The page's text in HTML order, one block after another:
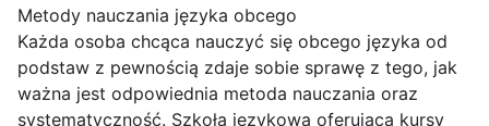
Metody nauczania języka obcego
Każda osoba chcąca nauczyć się obcego języka od
podstaw z pewnością zdaje sobie sprawę z tego, jak
ważna jest odpowiednia metoda nauczania oraz
systematyczność. Szkoła językowa oferująca kursy